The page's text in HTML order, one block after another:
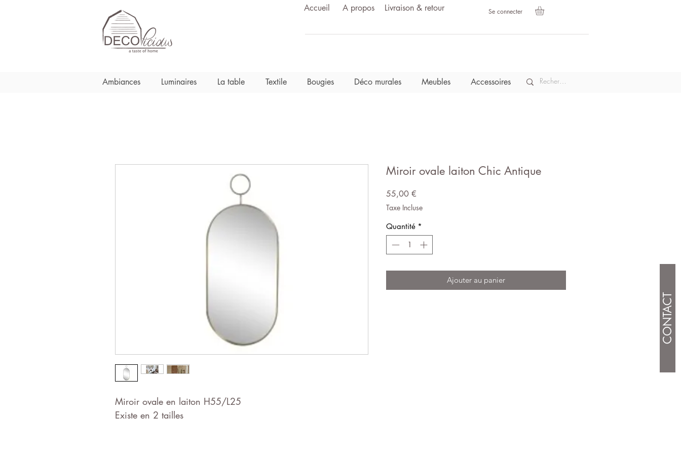
Accueil A propos Livraison & retour Se connecter
Ambiances Luminaires La table Textile Bougies Déco murales Meubles Accessoires
CONTACT
Miroir ovale en laiton H55/L25
Existe en 2 tailles
Miroir ovale laiton Chic Antique
55,00 €
Taxe Incluse
Quantité *
Ajouter au panier